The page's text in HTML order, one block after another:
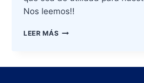
Nos leemos!!
LEER MÁS HOLA